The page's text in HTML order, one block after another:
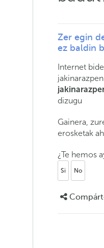
Zer egin
ez baldin
Internet
dizugu
Gainera,
erosketak
¿Te hemos
Si No